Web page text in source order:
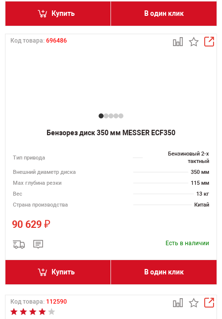
Купить В один клик
Код товара: 696486
Бензорез диск 350 мм MESSER ECF350
Тип привода
Бензиновый 2-х
тактный
Внешний диаметр диска
350 мм
Max глубина резки
115 мм
Вес
13 кг
Страна производства
Китай
90 629 ₽
Есть в наличии
Купить В один клик
Код товара: 112590